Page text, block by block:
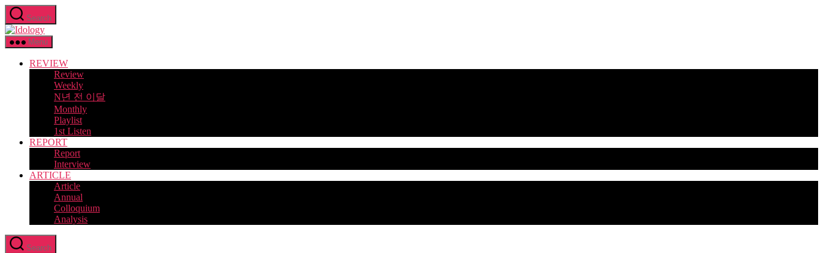
Skip
to
the
content
Search
Idology
Menu
REVIEW
Review
Weekly
N년 전 이달
Monthly
Playlist
1st Listen
REPORT
Report
Interview
ARTICLE
Article
Annual
Colloquium
Analysis
Search